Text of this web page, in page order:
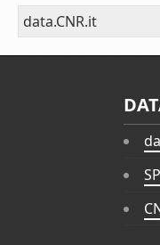
data.CNR.it